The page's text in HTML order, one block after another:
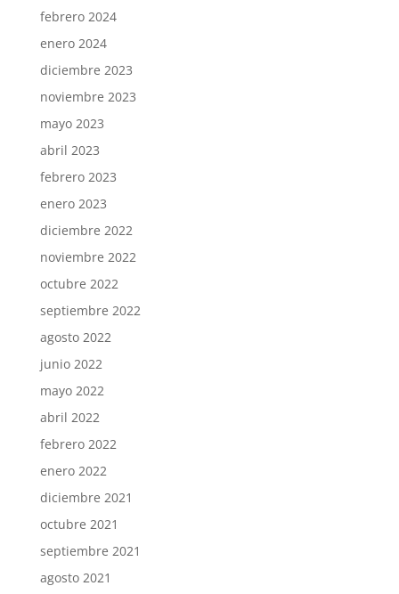
febrero 2024
enero 2024
diciembre 2023
noviembre 2023
mayo 2023
abril 2023
febrero 2023
enero 2023
diciembre 2022
noviembre 2022
octubre 2022
septiembre 2022
agosto 2022
junio 2022
mayo 2022
abril 2022
febrero 2022
enero 2022
diciembre 2021
octubre 2021
septiembre 2021
agosto 2021